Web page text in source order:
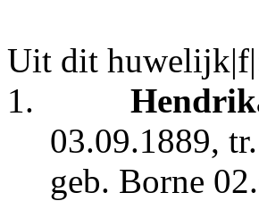
Uit dit
1.
03.09.1889,
geb. Borne